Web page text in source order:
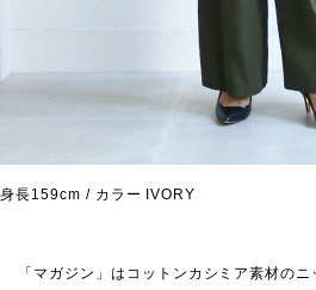
身長159cm / カラー IVORY
「マガジン」はコットンカシミア素材のニ